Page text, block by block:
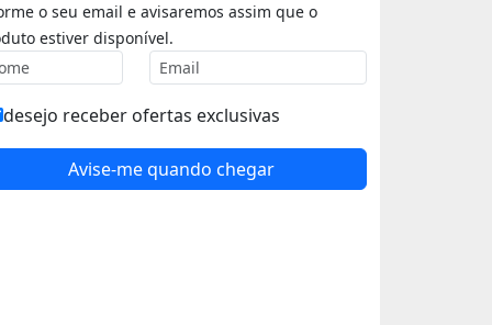
o seu email e avisaremos assim que o
estiver disponível.
desejo receber ofertas exclusivas
Avise-me quando chegar